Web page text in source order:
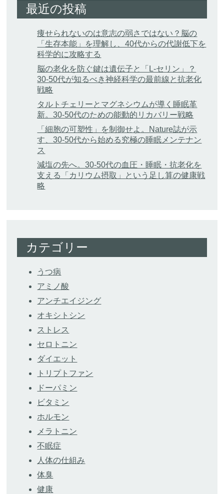
最近の投稿
痩せられないのは意志の弱さではない？脳の
「生存本能」を理解し、40代からの代謝低下を
科学的に攻略する
脳の老化を防ぐ鍵は遺伝子と「L-セリン」？
30-50代が知るべき神経科学の最前線と抗老化
戦略
タルトチェリーとマグネシウムが導く睡眠革
新。30-50代のための能動的リカバリー戦略
「細胞の可塑性」を制御せよ。Nature誌が示
す、30-50代から始める究極の睡眠メンテナン
ス
減塩の先へ。30-50代の血圧・睡眠・抗老化を
支える「カリウム摂取」という足し算の健康戦
略
カテゴリー
うつ病
アミノ酸
アンチエイジング
オキシトシン
ストレス
セロトニン
ダイエット
トリプトファン
ドーパミン
ビタミン
ホルモン
メラトニン
不眠症
人体の仕組み
体臭
健康